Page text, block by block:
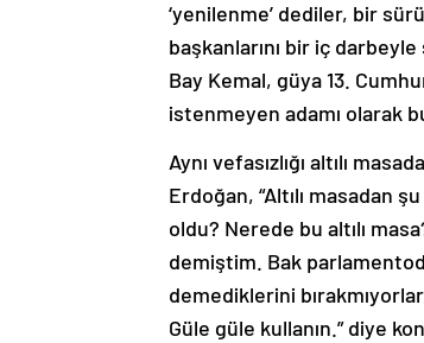
‘yenilenme’ dediler, bir
başkanlarını bir iç
Bay Kemal, güya 13.
istenmeyen adamı olarak
Aynı vefasızlığı altılı
Erdoğan, “Altılı masadan
oldu? Nerede bu altılı
demiştim. Bak
demediklerini
Güle güle kullanın.” diye